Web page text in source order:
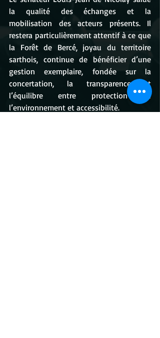
la qualité des échanges et la
mobilisation des acteurs présents. Il
restera particulièrement attentif à ce que
la Forêt de Bercé, joyau du territoire
sarthois, continue de bénéficier d’une
gestion exemplaire, fondée sur la
concertation, la transparence et
l’équilibre entre protection de
l’environnement et accessibilité.